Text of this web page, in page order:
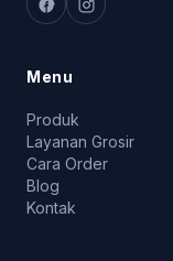
Menu
Produk
Layanan Grosir
Cara Order
Blog
Kontak